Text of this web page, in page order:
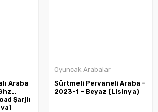
Araba
Şarjlı
Oyuncak Arabalar
Sürtmeli Pervaneli Araba -
2023-1 - Beyaz (Lisinya)